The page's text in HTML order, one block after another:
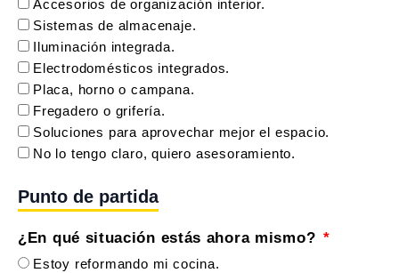
Accesorios de organización interior.
Sistemas de almacenaje.
Iluminación integrada.
Electrodomésticos integrados.
Placa, horno o campana.
Fregadero o grifería.
Soluciones para aprovechar mejor el espacio.
No lo tengo claro, quiero asesoramiento.
Punto de partida
¿En qué situación estás ahora mismo?
Estoy reformando mi cocina.